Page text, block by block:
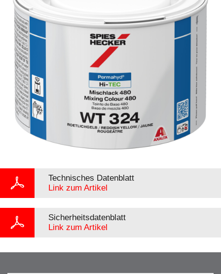
Technisches Datenblatt
Link zum Artikel
Sicherheitsdatenblatt
Link zum Artikel